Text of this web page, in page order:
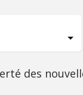
des